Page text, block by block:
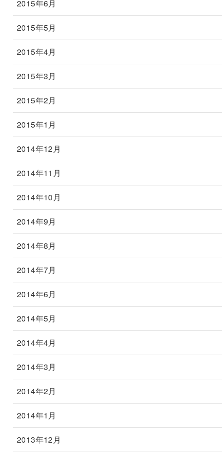
2015年6月
2015年5月
2015年4月
2015年3月
2015年2月
2015年1月
2014年12月
2014年11月
2014年10月
2014年9月
2014年8月
2014年7月
2014年6月
2014年5月
2014年4月
2014年3月
2014年2月
2014年1月
2013年12月